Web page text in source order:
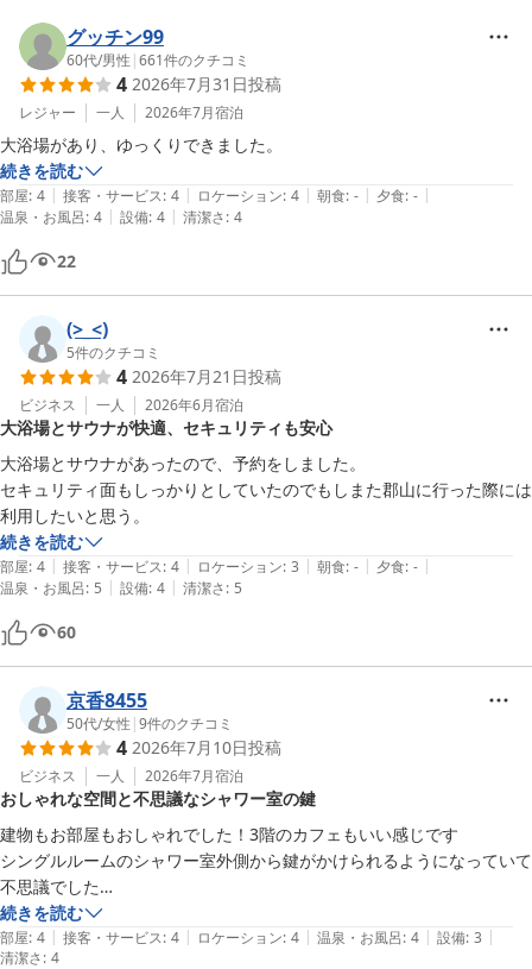
グッチン99
60代/男性 |661件のクチコミ
4 2026年7月31日投稿
レジャー 一人 2026年7月宿泊
大浴場があり、ゆっくりできました。
続きを読む
部屋: 4 | 接客・サービス: 4 | ロケーション: 4 | 朝食: - | 夕食: - |
温泉・お風呂: 4 | 設備: 4 | 清潔さ: 4
22
(>_<)
5件のクチコミ
4 2026年7月21日投稿
ビジネス 一人 2026年6月宿泊
大浴場とサウナが快適、セキュリティも安心
大浴場とサウナがあったので、予約をしました。
セキュリティ面もしっかりとしていたのでもしまた郡山に行った際には
利用したいと思う。
続きを読む
部屋: 4 | 接客・サービス: 4 | ロケーション: 3 | 朝食: - | 夕食: - |
温泉・お風呂: 5 | 設備: 4 | 清潔さ: 5
60
京香8455
50代/女性 |9件のクチコミ
4 2026年7月10日投稿
ビジネス 一人 2026年7月宿泊
おしゃれな空間と不思議なシャワー室の鍵
建物もお部屋もおしゃれでした！3階のカフェもいい感じです
シングルルームのシャワー室外側から鍵がかけられるようになっていて
不思議でした
あれはいつ使う鍵なんだろ？w
続きを読む
部屋: 4 | 接客・サービス: 4 | ロケーション: 4 | 温泉・お風呂: 4 | 設備: 3 |
清潔さ: 4